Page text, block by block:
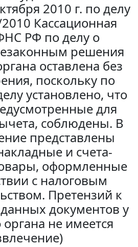
2010 г. по делу
Кассационная
РФ по делу о
решения
оставлена без
поскольку по
установлено, что
для
соблюдены. В
представлены
и счета-
оформленные
с налоговым
Претензий к
документов у
органа не имеется